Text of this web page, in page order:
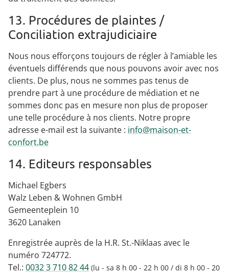
13. Procédures de plaintes /
Conciliation extrajudiciaire
Nous nous efforçons toujours de régler à l’amiable les
éventuels différends que nous pouvons avoir avec nos
clients. De plus, nous ne sommes pas tenus de
prendre part à une procédure de médiation et ne
sommes donc pas en mesure non plus de proposer
une telle procédure à nos clients. Notre propre
adresse e-mail est la suivante : info@maison-et-
confort.be
14. Editeurs responsables
Michael Egbers
Walz Leben & Wohnen GmbH
Gemeenteplein 10
3620 Lanaken
Enregistrée auprès de la H.R. St.-Niklaas avec le
numéro 724772.
Tel.: 0032 3 710 82 44 (lu - sa 8 h 00 - 22 h 00 / di 8 h 00 - 20